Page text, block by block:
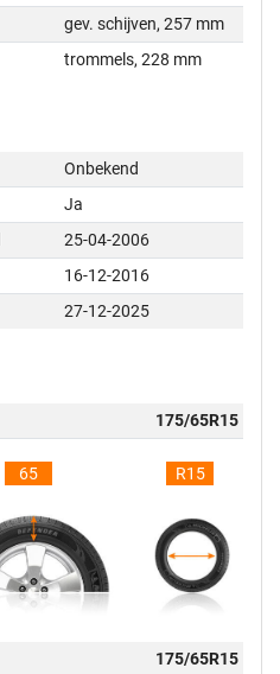
gev. schijven, 257 mm
trommels, 228 mm
Onbekend
Ja
25-04-2006
16-12-2016
27-12-2025
175/65R15
65 R15
175/65R15